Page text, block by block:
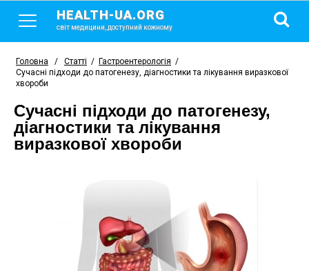
HEALTH-UA.ORG
світ медицини, доступний кожному
Головна / Статті / Гастроентерологія /
Сучасні підходи до патогенезу, діагностики та лікування виразкової
хвороби
Сучасні підходи до патогенезу,
діагностики та лікування
виразкової хвороби